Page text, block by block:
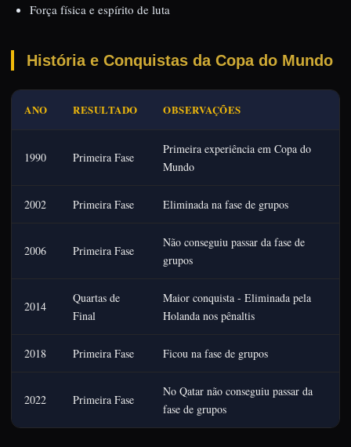
Força física e espírito de luta
História e Conquistas da Copa do Mundo
ANO RESULTADO OBSERVAÇÕES
1990 Primeira Fase
Primeira experiência em Copa do
Mundo
2002 Primeira Fase Eliminada na fase de grupos
2006 Primeira Fase
Não conseguiu passar da fase de
grupos
2014
Quartas de
Final
Maior conquista - Eliminada pela
Holanda nos pênaltis
2018 Primeira Fase Ficou na fase de grupos
2022 Primeira Fase
No Qatar não conseguiu passar da
fase de grupos